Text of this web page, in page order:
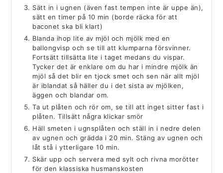
Sätt in i ugnen (även fast tempen inte är uppe än),
sätt en timer på 10 min (borde räcka för att
baconet ska bli klart)
Blanda ihop lite av mjöl och mjölk med en
ballongvisp och se till att klumparna försvinner.
Fortsätt tillsätta lite i taget medans du vispar.
Tycker det är enklare om du har i mindre mjölk än
mjöl så det blir en tjock smet och sen när allt mjöl
är iblandat så häller du i det sista av mjölken,
äggen och blandar om.
Ta ut plåten och rör om, se till att inget sitter fast i
plåten. Tillsätt några klickar smör
Häll smeten i ugnsplåten och ställ in i nedre delen
av ugnen och grädda i 20 min. Stäng av ugnen och
låt stå i ytterligare 10 min.
Skär upp och servera med sylt och rivna morötter
för den klassiska husmanskosten